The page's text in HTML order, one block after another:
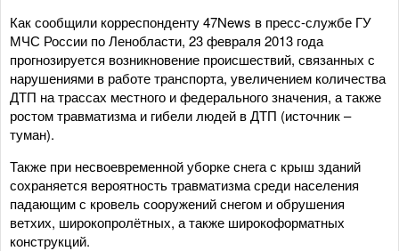
Как сообщили корреспонденту 47News в пресс-службе ГУ
МЧС России по Ленобласти, 23 февраля 2013 года
прогнозируется возникновение происшествий, связанных с
нарушениями в работе транспорта, увеличением количества
ДТП на трассах местного и федерального значения, а также
ростом травматизма и гибели людей в ДТП (источник –
туман).
Также при несвоевременной уборке снега с крыш зданий
сохраняется вероятность травматизма среди населения
падающим с кровель сооружений снегом и обрушения
ветхих, широкопролётных, а также широкоформатных
конструкций.